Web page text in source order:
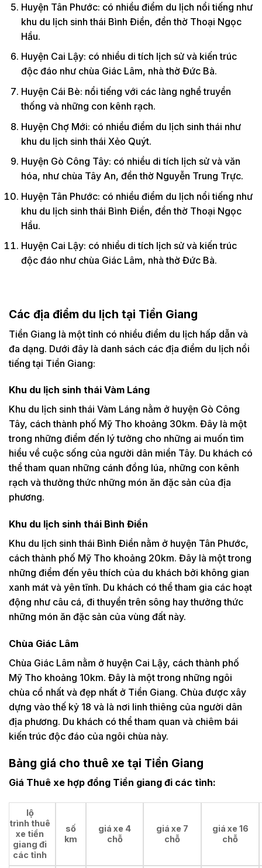
Huyện Tân Phước: có nhiều điểm du lịch nổi tiếng như
khu du lịch sinh thái Bình Điền, đền thờ Thoại Ngọc
Hầu.
Huyện Cai Lậy: có nhiều di tích lịch sử và kiến trúc
độc đáo như chùa Giác Lâm, nhà thờ Đức Bà.
Huyện Cái Bè: nổi tiếng với các làng nghề truyền
thống và những con kênh rạch.
Huyện Chợ Mới: có nhiều điểm du lịch sinh thái như
khu du lịch sinh thái Xẻo Quýt.
Huyện Gò Công Tây: có nhiều di tích lịch sử và văn
hóa, như chùa Tây An, đền thờ Nguyễn Trung Trực.
Huyện Tân Phước: có nhiều điểm du lịch nổi tiếng như
khu du lịch sinh thái Bình Điền, đền thờ Thoại Ngọc
Hầu.
Huyện Cai Lậy: có nhiều di tích lịch sử và kiến trúc
độc đáo như chùa Giác Lâm, nhà thờ Đức Bà.
Các địa điểm du lịch tại Tiền Giang
Tiền Giang là một tỉnh có nhiều điểm du lịch hấp dẫn và
đa dạng. Dưới đây là danh sách các địa điểm du lịch nổi
tiếng tại Tiền Giang:
Khu du lịch sinh thái Vàm Láng
Khu du lịch sinh thái Vàm Láng nằm ở huyện Gò Công
Tây, cách thành phố Mỹ Tho khoảng 30km. Đây là một
trong những điểm đến lý tưởng cho những ai muốn tìm
hiểu về cuộc sống của người dân miền Tây. Du khách có
thể tham quan những cánh đồng lúa, những con kênh
rạch và thưởng thức những món ăn đặc sản của địa
phương.
Khu du lịch sinh thái Bình Điền
Khu du lịch sinh thái Bình Điền nằm ở huyện Tân Phước,
cách thành phố Mỹ Tho khoảng 20km. Đây là một trong
những điểm đến yêu thích của du khách bởi không gian
xanh mát và yên tĩnh. Du khách có thể tham gia các hoạt
động như câu cá, đi thuyền trên sông hay thưởng thức
những món ăn đặc sản của vùng đất này.
Chùa Giác Lâm
Chùa Giác Lâm nằm ở huyện Cai Lậy, cách thành phố
Mỹ Tho khoảng 10km. Đây là một trong những ngôi
chùa cổ nhất và đẹp nhất ở Tiền Giang. Chùa được xây
dựng vào thế kỷ 18 và là nơi linh thiêng của người dân
địa phương. Du khách có thể tham quan và chiêm bái
kiến trúc độc đáo của ngôi chùa này.
Bảng giá cho thuê xe tại Tiền Giang
Giá Thuê xe hợp đồng Tiền giang đi các tỉnh:
lộ
trình thuê
xe tiền
giang đi
các tỉnh
số
km
giá xe 4
chỗ
giá xe 7
chỗ
giá xe 16
chỗ